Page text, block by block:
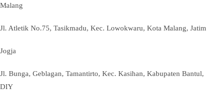
Malang
Jl. Atletik No.75, Tasikmadu, Kec. Lowokwaru, Kota Malang, Jatim
Jogja
Jl. Bunga, Geblagan, Tamantirto, Kec. Kasihan, Kabupaten Bantul,
DIY